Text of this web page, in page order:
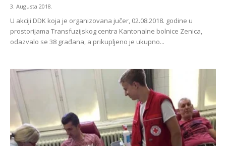
3. Augusta 2018.
U akciji DDK koja je organizovana jučer, 02.08.2018. godine u
prostorijama Transfuzijskog centra Kantonalne bolnice Zenica,
odazvalo se 38 građana, a prikupljeno je ukupno...